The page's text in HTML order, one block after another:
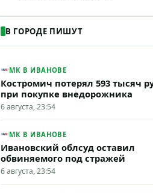
В ГОРОДЕ ПИШУТ
МК В ИВАНОВЕ
Костромич потерял 593 тысяч
при покупке внедорожника
6 августа, 23:54
МК В ИВАНОВЕ
Ивановский облсуд оставил
обвиняемого под стражей
6 августа, 23:54